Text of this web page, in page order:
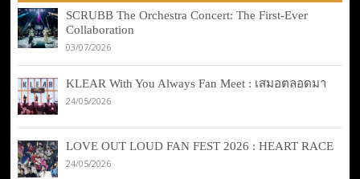
SCRUBB The Orchestra Concert: The First-Ever
Collaboration
03/07/2026
KLEAR With You Always Fan Meet : เสมอตลอดมา
24/05/2026
LOVE OUT LOUD FAN FEST 2026 : HEART RACE
24/05/2026